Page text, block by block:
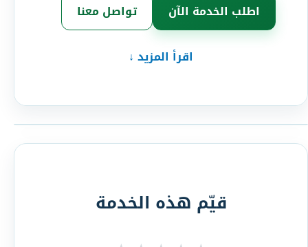
اطلب الخدمة الآن تواصل معنا
اقرأ المزيد ↓
قيّم هذه الخدمة